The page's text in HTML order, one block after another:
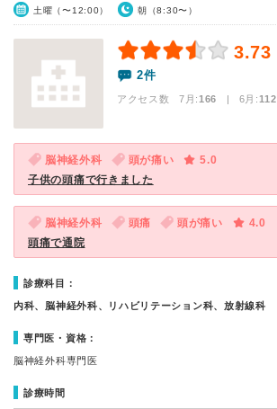
土曜（〜12:00） 朝（8:30〜）
3.73
2件
アクセス数 7月:166 | 6月:112
脳神経外科 頭が痛い
5.0
子供の頭痛で行きました
脳神経外科 頭痛 頭が痛い
4.0
頭痛で通院
診療科目：
内科、脳神経外科、リハビリテーション科、放射線科
専門医・資格：
脳神経外科専門医
診療時間